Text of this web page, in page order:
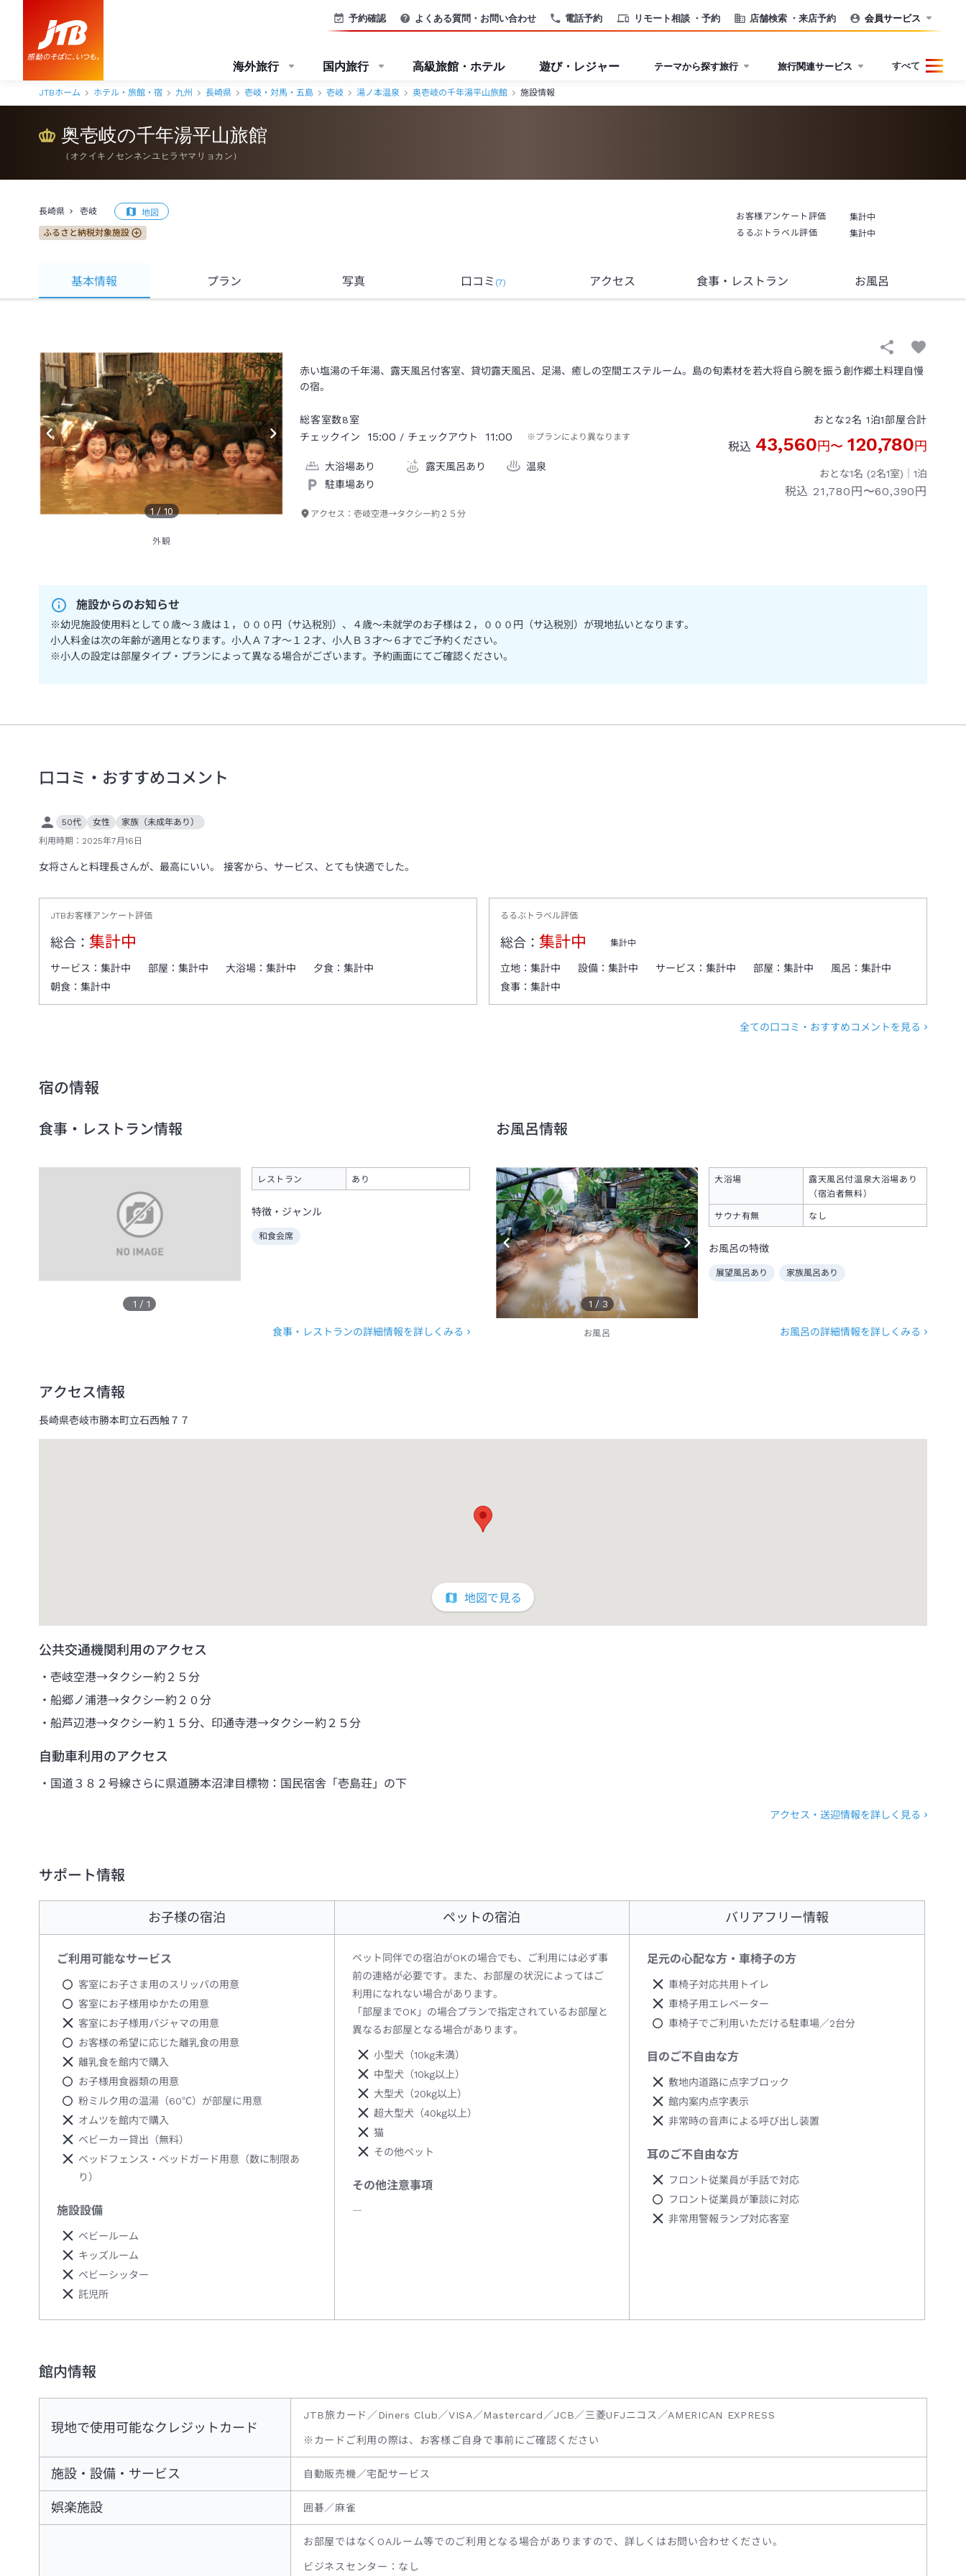
電話予約 リモート相談 ・予約 店舗検索 ・来店予約
予約確認 よくある質問・お問い合わせ 会員サービス
海外旅行 国内旅行 高級旅館・ホテル 遊び・レジャー テーマから探す旅行 旅行関連サービス すべて
JTBホーム ホテル・旅館・宿 九州 長崎県 壱岐・対馬・五島 壱岐 湯ノ本温泉 奥壱岐の千年湯平山旅館 施設情報
奥壱岐の千年湯平山旅館
（ オクイキノセンネンユヒラヤマリョカン ）
長崎県 壱岐 地図
ふるさと納税対象施設
お客様アンケート評価
集計中
るるぶトラベル評価
集計中
基本情報 プラン 写真 口コミ (7) アクセス 食事・レストラン お風呂
1 / 10
外観
赤い塩湯の千年湯、露天風呂付客室、貸切露天風呂、足湯、癒しの空間エステルーム。島の旬素材を若大将自ら腕を振う創作郷土料理自慢
の宿。
総客室数8室
チェックイン
15:00 / チェックアウト 11:00 ※プランにより異なります
大浴場あり 露天風呂あり
温泉
駐車場あり
アクセス：壱岐空港→タクシー約２５分
おとな2名 1泊1部屋合計
税込 43,560円〜 120,780円
おとな1名 (2名1室)｜ 1泊
税込 21,780円〜60,390円
施設からのお知らせ
※幼児施設使用料として０歳～３歳は１，０００円（サ込税別）、４歳～未就学のお子様は２，０００円（サ込税別）が現地払いとなります。
小人料金は次の年齢が適用となります。小人Ａ７才～１２才、小人Ｂ３才～６才でご予約ください。
※小人の設定は部屋タイプ・プランによって異なる場合がございます。予約画面にてご確認ください。
口コミ・おすすめコメント
50代 女性
家族（未成年あり）
利用時期： 2025年7月16日
女将さんと料理長さんが、最高にいい。 接客から、サービス、とても快適でした。
JTBお客様アンケート評価
総合： 集計中
サービス： 集計中 部屋： 集計中 大浴場： 集計中 夕食： 集計中
朝食： 集計中
るるぶトラベル評価
総合： 集計中 集計中
立地：集計中 設備：集計中 サービス：集計中 部屋：集計中 風呂：集計中
食事：集計中
全ての口コミ・おすすめコメントを見る
宿の情報
食事・レストラン情報
1 /1
レストラン あり
特徴・ジャンル
和食会席
食事・レストランの詳細情報を詳しくみる
お風呂情報
1 / 3
お風呂
大浴場
露天風呂付温泉大浴場あり
（宿泊者無料）
サウナ有無 なし
お風呂の特徴
展望風呂あり 家族風呂あり
お風呂の詳細情報を詳しくみる
アクセス情報
長崎県壱岐市勝本町立石西触７７
地図で見る
公共交通機関利用のアクセス
壱岐空港→タクシー約２５分
船郷ノ浦港→タクシー約２０分
船芦辺港→タクシー約１５分、印通寺港→タクシー約２５分
自動車利用のアクセス
国道３８２号線さらに県道勝本沼津目標物：国民宿舎「壱島荘」の下
アクセス・送迎情報を詳しく見る
サポート情報
お子様の宿泊
ご利用可能なサービス
客室にお子さま用のスリッパの用意
客室にお子様用ゆかたの用意
客室にお子様用パジャマの用意
お客様の希望に応じた離乳食の用意
離乳食を館内で購入
お子様用食器類の用意
粉ミルク用の温湯（60℃）が部屋に用意
オムツを館内で購入
ベビーカー貸出（無料）
ベッドフェンス・ベッドガード用意（数に制限あ
り）
施設設備
ベビールーム
キッズルーム
ベビーシッター
託児所
ペットの宿泊
ペット同伴での宿泊がOKの場合でも、ご利用には必ず事
前の連絡が必要です。また、お部屋の状況によってはご
利用になれない場合があります。
「部屋までOK」の場合プランで指定されているお部屋と
異なるお部屋となる場合があります。
小型犬（10kg未満）
中型犬（10kg以上）
大型犬（20kg以上）
超大型犬（40kg以上）
猫
その他ペット
その他注意事項
―
バリアフリー情報
足元の心配な方・車椅子の方
車椅子対応共用トイレ
車椅子用エレベーター
車椅子でご利用いただける駐車場／2台分
目のご不自由な方
敷地内道路に点字ブロック
館内案内点字表示
非常時の音声による呼び出し装置
耳のご不自由な方
フロント従業員が手話で対応
フロント従業員が筆談に対応
非常用警報ランプ対応客室
館内情報
現地で使用可能なクレジットカード
JTB旅カード／Diners Club／VISA／Mastercard／JCB／三菱UFJニコス／AMERICAN EXPRESS
※カードご利用の際は、お客様ご自身で事前にご確認ください
施設・設備・サービス 自動販売機／宅配サービス
娯楽施設 囲碁／麻雀
お部屋ではなくOAルーム等でのご利用となる場合がありますので、詳しくはお問い合わせください。
ビジネスセンター：なし